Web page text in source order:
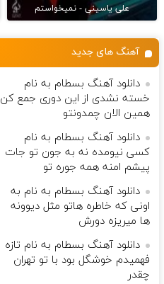
علی یاسینی - نمیخواستم
آهنگ های جدید
دانلود آهنگ بسطام به نام
خسته نشدی از این دوری جمع کن
همین الان چمدونتو
دانلود آهنگ بسطام به نام
کسی نیومده نه به جون تو جات
پیشم امنه همه جوره تو
دانلود آهنگ بسطام به نام به
اونی که خاطره هاتو مثل دیوونه
ها میریزه دورش
دانلود آهنگ بسطام به نام تازه
فهمیدم خوشگل بود با تو تهران
چقدر